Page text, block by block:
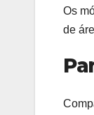
Os
de